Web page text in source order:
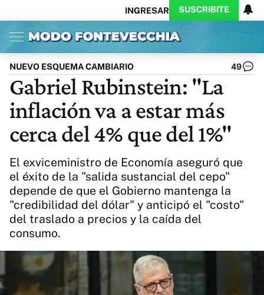
INGRESAR SUSCRIBITE
Inicio Ahora
Opinión
Política
Ciencia
Protagonistas
Cultura
Arte
Educación
Internacional
Deportes
CARAS
Exitoina
Turismo
Videos
Córdoba
Reperfilar
Business
Noticias
Exitoina
Gaming
Vivo
Diario del Juicio
Actualidad
NUEVO ESQUEMA CAMBIARIO 49
Gabriel Rubinstein: "La
inflación va a estar más
cerca del 4% que del 1%"
El exviceministro de Economía aseguró que
el éxito de la "salida sustancial del cepo"
depende de que el Gobierno mantenga la
"credibilidad del dólar" y anticipó el "costo"
del traslado a precios y la caída del
consumo.